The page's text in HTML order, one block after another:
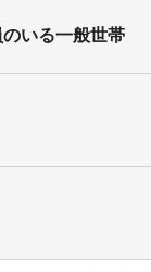
いる一般世帯